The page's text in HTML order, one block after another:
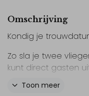
Omschrijving
Kondig je
Zo sla je twee
kunt direct gasten
De kaart heeft
Toon meer